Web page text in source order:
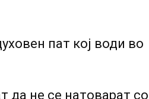
пат кој води во
да не се натоварат со